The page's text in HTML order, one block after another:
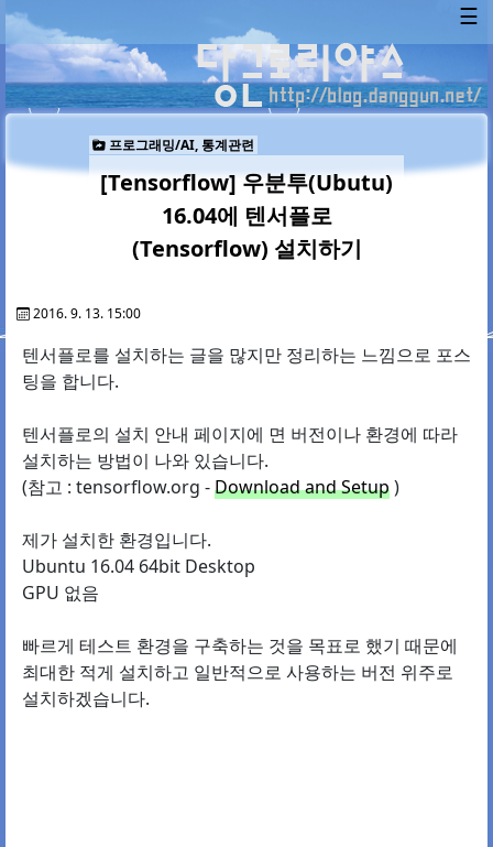
☰
프로그래밍/AI, 통계관련
[Tensorflow] 우분투(Ubutu)
16.04에 텐서플로
(Tensorflow) 설치하기
2016. 9. 13. 15:00
텐서플로를 설치하는 글을 많지만 정리하는 느낌으로 포스
팅을 합니다.
텐서플로의 설치 안내 페이지에 면 버전이나 환경에 따라
설치하는 방법이 나와 있습니다.
(참고 : tensorflow.org -Download and Setup)
제가 설치한 환경입니다.
Ubuntu 16.04 64bit Desktop
GPU 없음
빠르게 테스트 환경을 구축하는 것을 목표로 했기 때문에
최대한 적게 설치하고 일반적으로 사용하는 버전 위주로
설치하겠습니다.